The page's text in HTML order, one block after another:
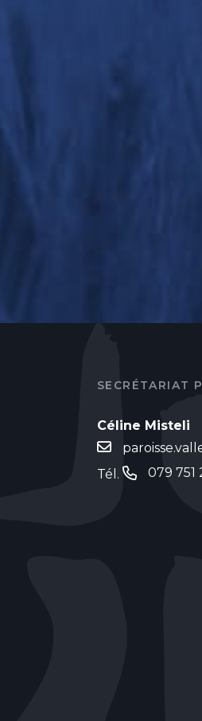
SECRÉTARIAT
Céline Misteli
Tél.
079 751